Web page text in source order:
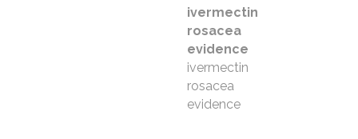
ivermectin
rosacea
evidence
ivermectin
rosacea
evidence